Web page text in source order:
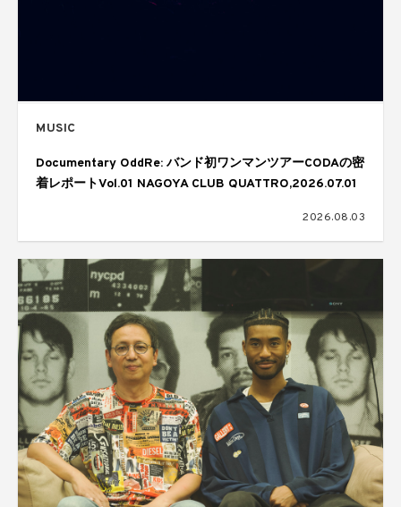
MUSIC
Documentary OddRe: バンド初ワンマンツアーCODAの密
着レポートVol.01 NAGOYA CLUB QUATTRO,2026.07.01
2026.08.03